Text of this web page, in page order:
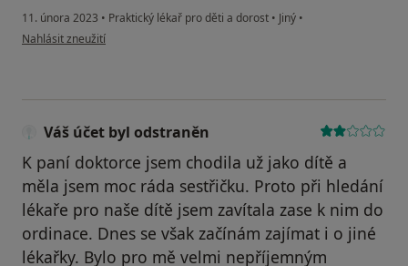
11. února 2023 • Praktický lékař pro děti a dorost • Jiný •
podle názoru uživatele E.D.
Nahlásit zneužití
Váš účet byl odstraněn
K paní doktorce jsem chodila už jako dítě a
měla jsem moc ráda sestřičku. Proto při hledání
lékaře pro naše dítě jsem zavítala zase k nim do
ordinace. Dnes se však začínám zajímat i o jiné
lékařky. Bylo pro mě velmi nepříjemným